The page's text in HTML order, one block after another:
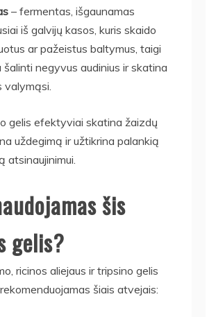
– fermentas, išgaunamas
iš galvijų kasos, kuris skaido
ar pažeistus baltymus, taigi
šalinti negyvus audinius ir skatina
valymąsi.
gelis efektyviai skatina žaizdų
uždegimą ir užtikrina palankią
atsinaujinimui.
šis
gelis?
ricinos aliejaus ir tripsino gelis
šiais atvejais: